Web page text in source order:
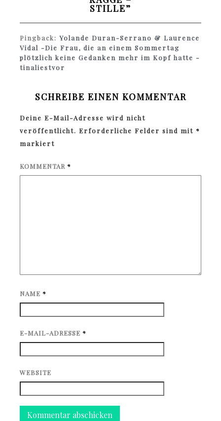
STILLE”
Pingback:Yolande Duran-Serrano & Laurence
Vidal -Die Frau, die an einem Sommertag
plötzlich keine Gedanken mehr im Kopf hatte -
tinaliestvor
SCHREIBE EINEN KOMMENTAR
Deine E-Mail-Adresse wird nicht
veröffentlicht. Erforderliche Felder sind mit *
markiert
KOMMENTAR *
NAME *
E-MAIL-ADRESSE *
WEBSITE